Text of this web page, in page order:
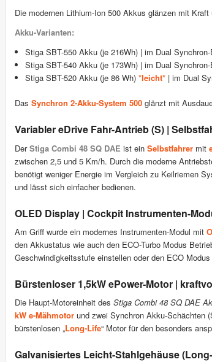
Die modernen Lithium-Ion 500 Akkus glänzen mit Kraft
Akku-Varianten:
Stiga SBT-550 Akku (je 216Wh) | im Dual
Stiga SBT-540 Akku (je 173Wh) | im Dual
Stiga SBT-520 Akku (je 86 Wh) *leicht*| im Dual
Das Synchron 2-Akku-System 500 glänzt mit
Variabler eDrive Fahr-Antrieb (S) |
DerStiga Combi 48 SQ DAE ist ein Selbstfahrer mit
zwischen 2,5 und 5 Km/h. Durch die moderne
benötigt weniger Energie im Vergleich zu Keilriemen
und lässt sich einfacher bedienen.
OLED Display | Cockpit Instrumenten-
Am Griff wurde ein modernes Instrumenten-Modul mit
den Akkustatus wie auch den ECO-Turbo Modus
Geschwindigkeitsstufe einstellen oder den ECO
Bürstenloser 1,5kW ePower-Motor |
Die Haupt-Motoreinheit des Stiga Combi 48 SQ DAE
kW e-Mähmotor und zwei Synchron Akku-Schächten (
bürstenlosen „Long-Life“ Motor für den besonders
Galvanisiertes Leicht-Stahlgehäuse